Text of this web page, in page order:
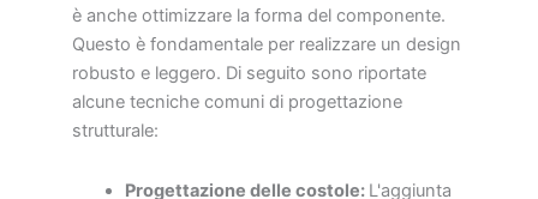
è anche ottimizzare la forma del componente.
Questo è fondamentale per realizzare un design
robusto e leggero. Di seguito sono riportate
alcune tecniche comuni di progettazione
strutturale:
Progettazione delle costole: L'aggiunta